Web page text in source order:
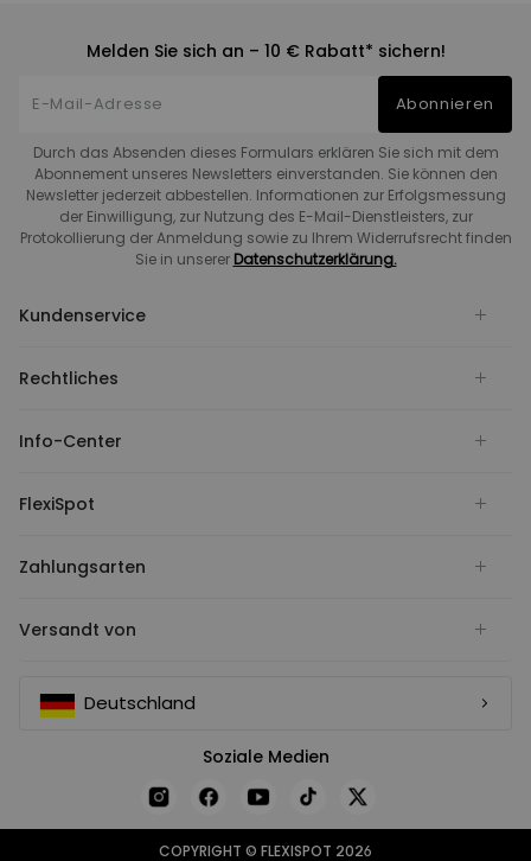
Melden Sie sich an – 10 € Rabatt* sichern!
Abonnieren
Durch das Absenden dieses Formulars erklären Sie sich mit dem
Abonnement unseres Newsletters einverstanden. Sie können den
Newsletter jederzeit abbestellen. Informationen zur Erfolgsmessung
der Einwilligung, zur Nutzung des E-Mail-Dienstleisters, zur
Protokollierung der Anmeldung sowie zu Ihrem Widerrufsrecht finden
Sie in unserer Datenschutzerklärung.
Kundenservice
Rechtliches
Info-Center
FlexiSpot
Zahlungsarten
Versandt von
Deutschland
Soziale Medien
COPYRIGHT © FLEXISPOT 2026